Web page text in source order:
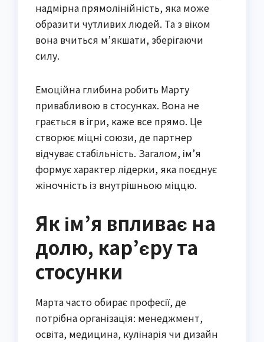
надмірна прямолінійність, яка може
образити чутливих людей. Та з віком
вона вчиться м’якшати, зберігаючи
силу.
Емоційна глибина робить Марту
привабливою в стосунках. Вона не
грається в ігри, каже все прямо. Це
створює міцні союзи, де партнер
відчуває стабільність. Загалом, ім’я
формує характер лідерки, яка поєднує
жіночність із внутрішньою міццю.
Як ім’я впливає на
долю, кар’єру та
стосунки
Марта часто обирає професії, де
потрібна організація: менеджмент,
освіта, медицина, кулінарія чи дизайн